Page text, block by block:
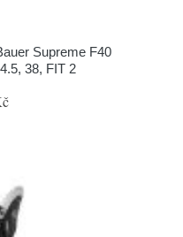
Supreme F40
38, FIT 2